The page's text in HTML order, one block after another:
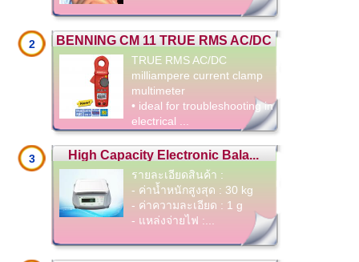
2
BENNING CM 11 TRUE RMS AC/DC
...
TRUE RMS AC/DC
milliampere current clamp
multimeter
• ideal for troubleshooting in
electrical ...
3 High Capacity Electronic Bala...
รายละเอียดสินค้า :
- ค่าน้ำหนักสูงสุด : 30 kg
- ค่าความละเอียด : 1 g
- แหล่งจ่ายไฟ :...